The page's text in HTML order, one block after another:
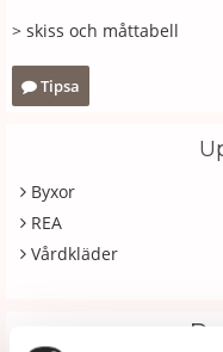
> skiss och måttabell
Tipsa
Byxor
REA
Vårdkläder